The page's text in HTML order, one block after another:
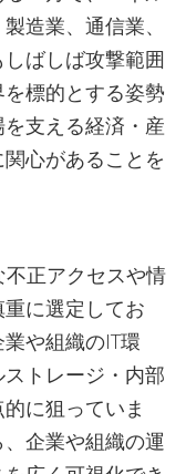
造業、通信業、
ばしば攻撃範囲
標的とする姿勢
支える経済・産
心があることを
正アクセスや情
に選定してお
や組織のIT環
トレージ・内部
に狙っていま
企業や組織の運